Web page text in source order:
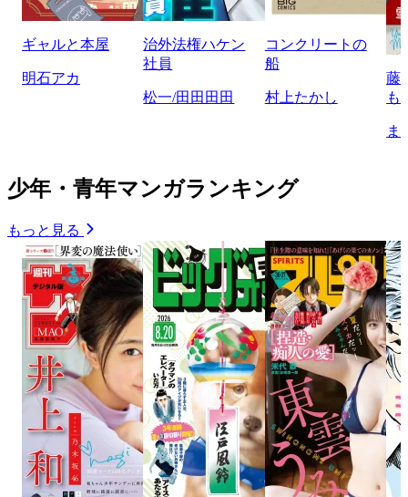
ギャルと本屋
明石アカ
治外法権ハケン
社員
松一/田田田田
コンクリートの
船
村上たかし
藤
も
ま
少年・青年マンガランキング
もっと見る